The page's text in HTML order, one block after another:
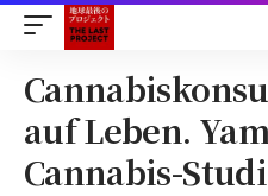
auf Leben.
Cannabis-